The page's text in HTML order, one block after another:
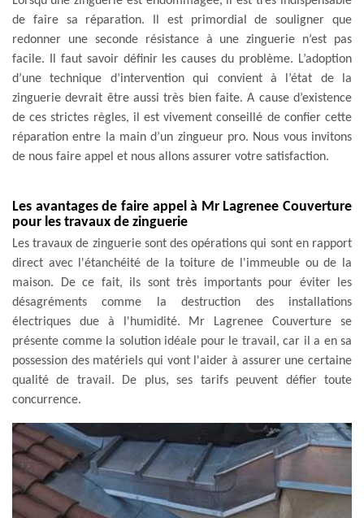
de faire sa réparation. Il est primordial de souligner que
redonner une seconde résistance à une zinguerie n’est pas
facile. Il faut savoir définir les causes du problème. L’adoption
d’une technique d’intervention qui convient à l’état de la
zinguerie devrait être aussi très bien faite. A cause d’existence
de ces strictes règles, il est vivement conseillé de confier cette
réparation entre la main d’un zingueur pro. Nous vous invitons
de nous faire appel et nous allons assurer votre satisfaction.
Les avantages de faire appel à Mr Lagrenee Couverture
pour les travaux de zinguerie
Les travaux de zinguerie sont des opérations qui sont en rapport
direct avec l'étanchéité de la toiture de l'immeuble ou de la
maison. De ce fait, ils sont très importants pour éviter les
désagréments comme la destruction des installations
électriques due à l'humidité. Mr Lagrenee Couverture se
présente comme la solution idéale pour le travail, car il a en sa
possession des matériels qui vont l'aider à assurer une certaine
qualité de travail. De plus, ses tarifs peuvent défier toute
concurrence.